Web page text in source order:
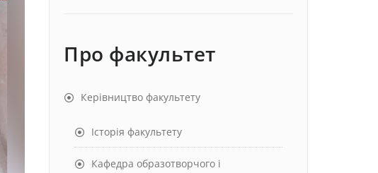
Про факультет
Керівництво факультету
Історія факультету
Кафедра образотворчого і